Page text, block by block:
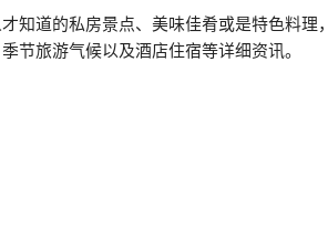
知道的私房景点、美味佳肴或是特色料理
节旅游气候以及酒店住宿等详细资讯。